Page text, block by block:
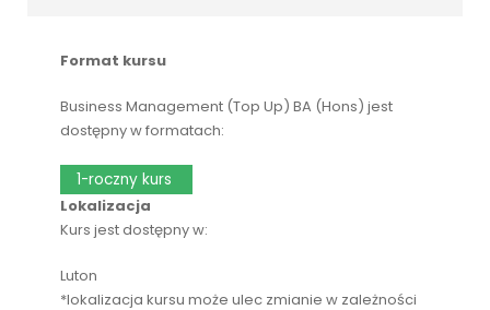
Format kursu
Business Management (Top Up) BA (Hons) jest
dostępny w formatach:
1-roczny kurs
Lokalizacja
Kurs jest dostępny w:
Luton
*lokalizacja kursu może ulec zmianie w zależności